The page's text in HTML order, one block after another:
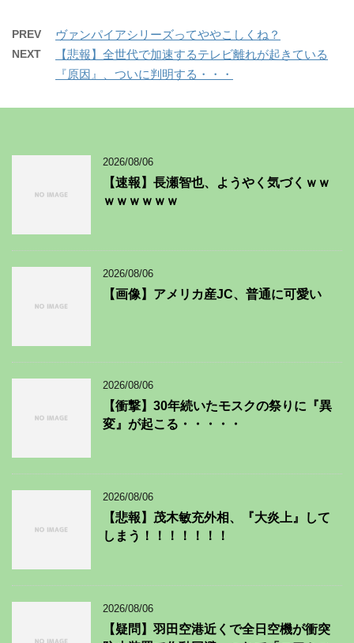
PREV ヴァンパイアシリーズってややこしくね？
NEXT
【悲報】全世代で加速するテレビ離れが起きている
『原因』、ついに判明する・・・
2026/08/06
【速報】長瀬智也、ようやく気づくｗｗ
ｗｗｗｗｗｗ
2026/08/06
【画像】アメリカ産JC、普通に可愛い
2026/08/06
【衝撃】30年続いたモスクの祭りに『異
変』が起こる・・・・・
2026/08/06
【悲報】茂木敏充外相、『大炎上』して
しまう！！！！！！！
2026/08/06
【疑問】羽田空港近くで全日空機が衝突